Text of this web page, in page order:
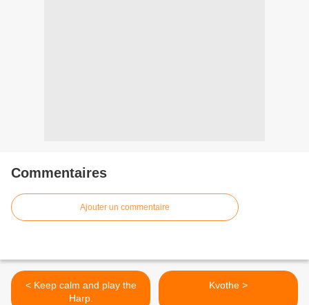
Commentaires
Ajouter un commentaire
< Keep calm and play the
Harp.
Kvothe >